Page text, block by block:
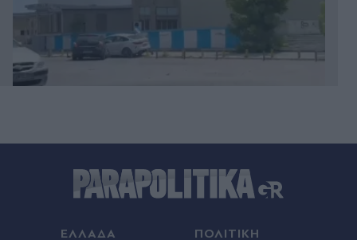
Πριν 22 λεπτά
Διαβάστε στα Παραπολιτικά: Προς 30.000
προσλήψεις - Αποκλειστικά στα "Π" όλο το
σχέδιο του υπουργείου Εσωτερικών
Πριν 23 λεπτά
ΕΛΛΑΔΑ ΠΟΛΙΤΙΚΗ